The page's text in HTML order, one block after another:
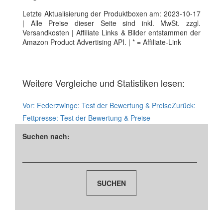
Letzte Aktualisierung der Produktboxen am: 2023-10-17
| Alle Preise dieser Seite sind inkl. MwSt. zzgl.
Versandkosten | Affiliate Links & Bilder entstammen der
Amazon Product Advertising API. | * = Affiliate-Link
Weitere Vergleiche und Statistiken lesen:
Vor: Federzwinge: Test der Bewertung & PreiseZurück:
Fettpresse: Test der Bewertung & Preise
Suchen nach: